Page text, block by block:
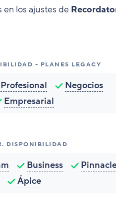
los ajustes de
- PLANES LEGACY
Profesional
Negocios
Empresarial
. DISPONIBILIDAD
Business
Ápice